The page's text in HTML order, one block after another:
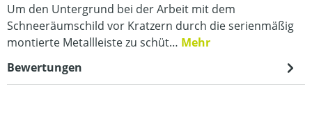
Um den Untergrund bei der Arbeit mit dem
Schneeräumschild vor Kratzern durch die serienmäßig
montierte Metallleiste zu schüt… Mehr
Bewertungen